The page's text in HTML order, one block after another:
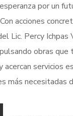
por un
acciones
Lic. Percy Ichpas
obras que
acercan servicios
más necesitadas